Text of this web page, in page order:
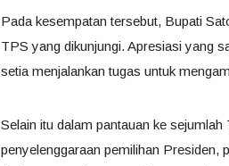
Pada kesempatan tersebut, Bupati
TPS yang dikunjungi. Apresiasi yang
setia menjalankan tugas untuk
Selain itu dalam pantauan ke
penyelenggaraan pemilihan Presiden,